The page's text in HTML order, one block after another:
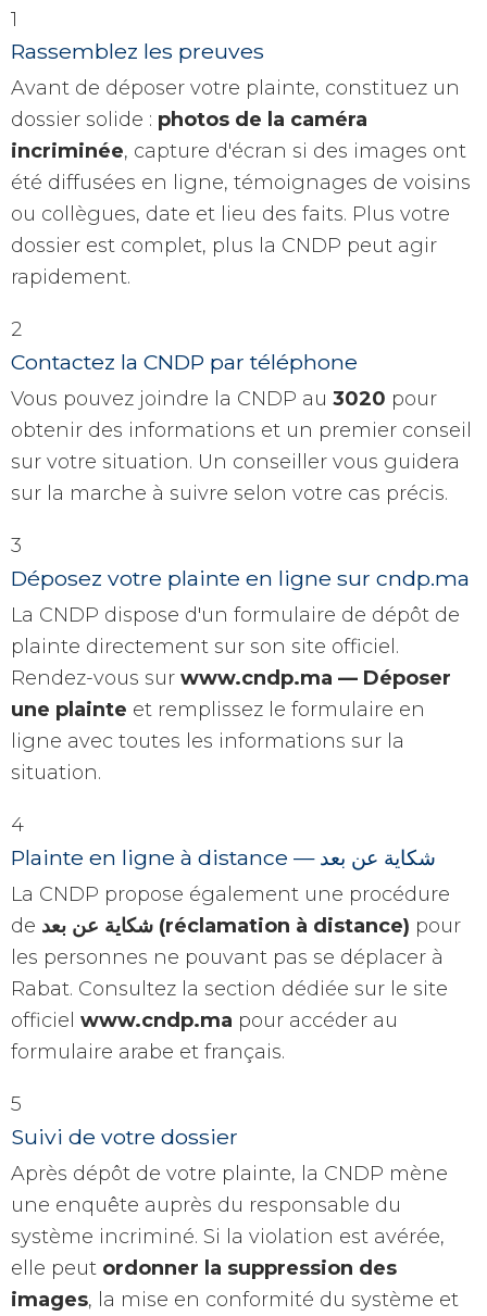
1
Rassemblez les preuves
Avant de déposer votre plainte, constituez un
dossier solide : photos de la caméra
incriminée, capture d'écran si des images ont
été diffusées en ligne, témoignages de voisins
ou collègues, date et lieu des faits. Plus votre
dossier est complet, plus la CNDP peut agir
rapidement.
2
Contactez la CNDP par téléphone
Vous pouvez joindre la CNDP au 3020 pour
obtenir des informations et un premier conseil
sur votre situation. Un conseiller vous guidera
sur la marche à suivre selon votre cas précis.
3
Déposez votre plainte en ligne sur cndp.ma
La CNDP dispose d'un formulaire de dépôt de
plainte directement sur son site officiel.
Rendez-vous sur www.cndp.ma — Déposer
une plainte et remplissez le formulaire en
ligne avec toutes les informations sur la
situation.
4
Plainte en ligne à distance — شكاية عن بعد
La CNDP propose également une procédure
de
شكاية عن بعد (réclamation à distance) pour
les personnes ne pouvant pas se déplacer à
Rabat. Consultez la section dédiée sur le site
officiel www.cndp.ma pour accéder au
formulaire arabe et français.
5
Suivi de votre dossier
Après dépôt de votre plainte, la CNDP mène
une enquête auprès du responsable du
système incriminé. Si la violation est avérée,
elle peut ordonner la suppression des
images, la mise en conformité du système et